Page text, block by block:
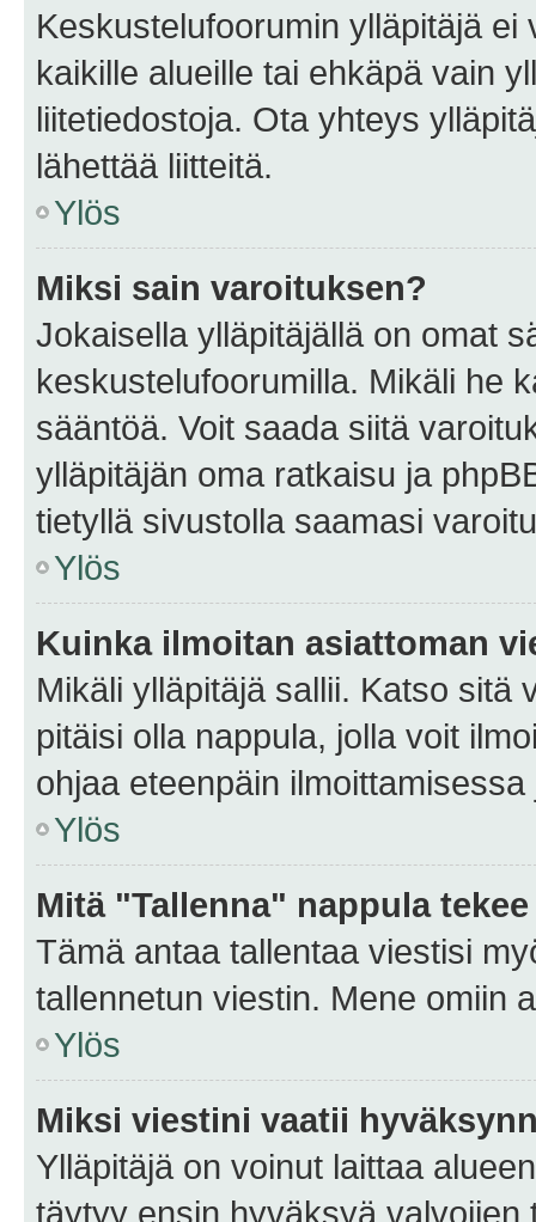
Keskustelufoorumin ylläpitäjä
kaikille alueille tai ehkäpä vain
liitetiedostoja. Ota yhteys
lähettää liitteitä.
Ylös
Miksi sain varoituksen?
Jokaisella ylläpitäjällä on omat
keskustelufoorumilla. Mikäli he
sääntöä. Voit saada siitä
ylläpitäjän oma ratkaisu ja
tietyllä sivustolla saamasi
Ylös
Kuinka ilmoitan asiattoman
Mikäli ylläpitäjä sallii. Katso sitä
pitäisi olla nappula, jolla voit
ohjaa eteenpäin
Ylös
Mitä "Tallenna" nappula
Tämä antaa tallentaa viestisi
tallennetun viestin. Mene omiin
Ylös
Miksi viestini vaatii
Ylläpitäjä on voinut laittaa
täytyy ensin hyväksyä